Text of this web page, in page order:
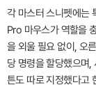
각 마스터 스니펫에는
Pro 마우스가 역할을
을 외울 필요 없이, 오
당 명령을 할당했으며,
튼도 따로 지정했다고